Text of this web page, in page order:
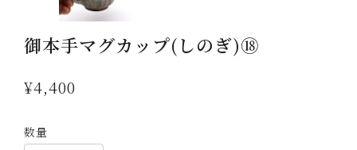
御本手マグカップ(しのぎ)⑱
¥4,400
数量